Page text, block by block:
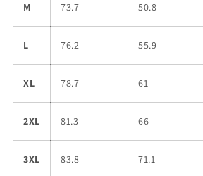
M 73.7 50.8
L 76.2 55.9
XL 78.7 61
2XL 81.3 66
3XL 83.8 71.1